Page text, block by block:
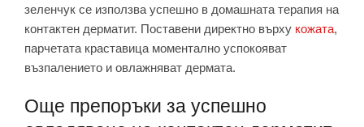
зеленчук се използва успешно в домашната терапия на
контактен дерматит. Поставени директно върху кожата,
парчетата краставица моментално успокояват
възпалението и овлажняват дермата.
Още препоръки за успешно